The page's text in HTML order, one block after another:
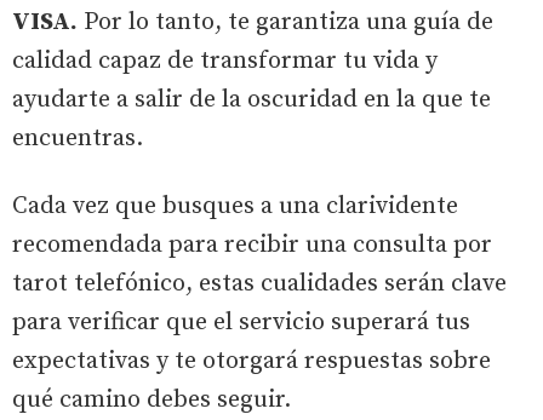
VISA. Por lo tanto, te garantiza una guía de
calidad capaz de transformar tu vida y
ayudarte a salir de la oscuridad en la que te
encuentras.
Cada vez que busques a una clarividente
recomendada para recibir una consulta por
tarot telefónico, estas cualidades serán clave
para verificar que el servicio superará tus
expectativas y te otorgará respuestas sobre
qué camino debes seguir.